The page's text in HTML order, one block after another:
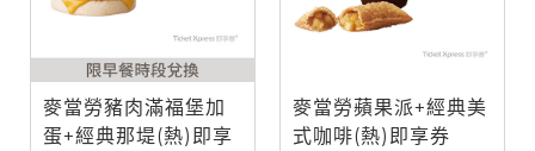
麥當勞豬肉滿福堡加
蛋+經典那堤(熱)即享
麥當勞蘋果派+經典美
式咖啡(熱)即享券